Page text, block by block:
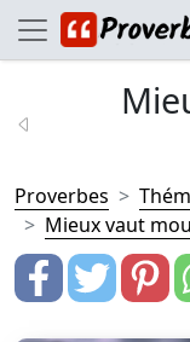
Proverbes
Mieux vaut